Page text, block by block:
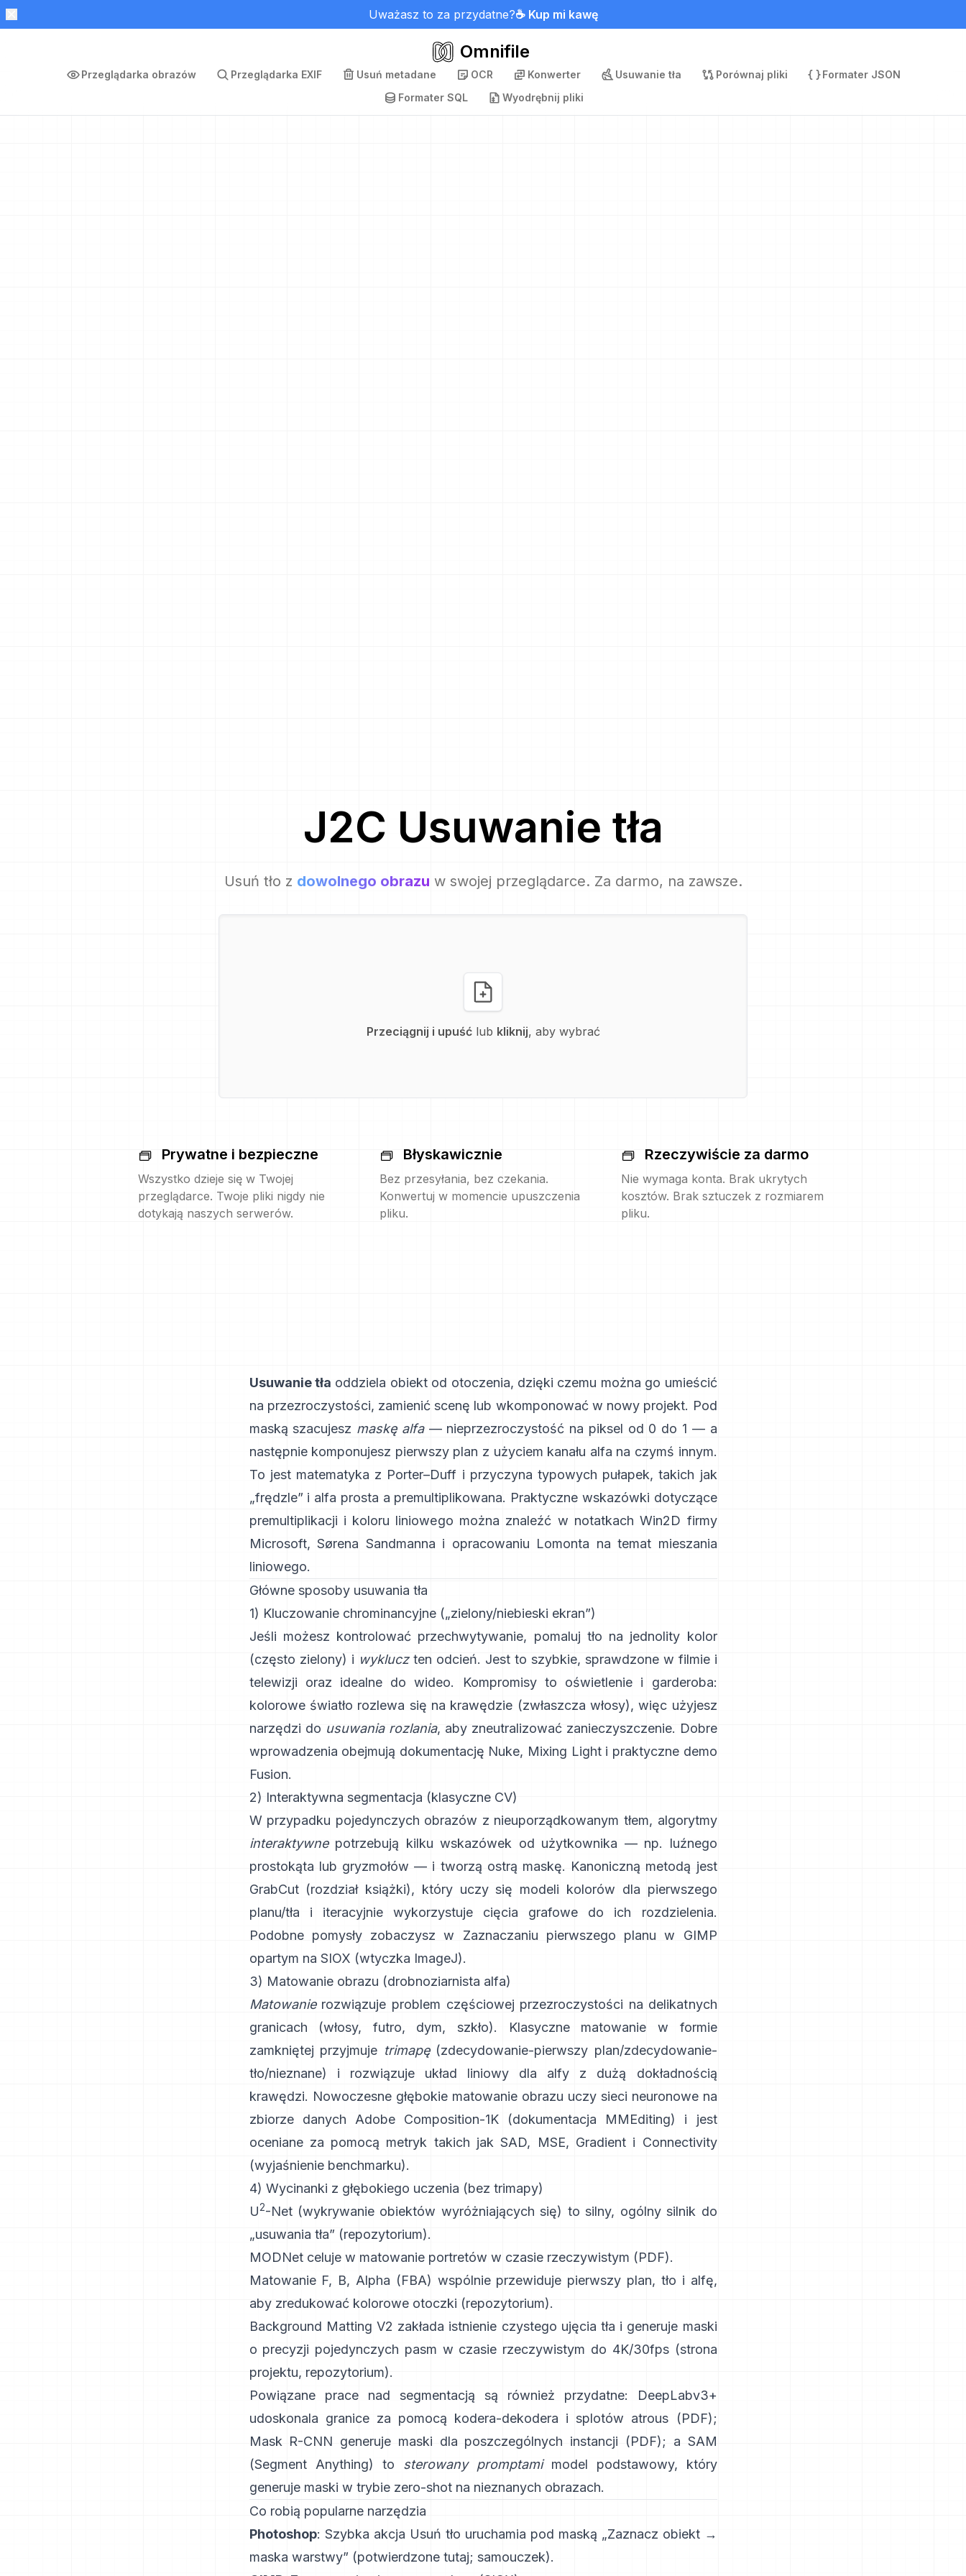
Uważasz to za przydatne?☕ Kup mi kawę
Omnifile
Przeglądarka obrazów Przeglądarka EXIF Usuń metadane OCR Konwerter Usuwanie tła Porównaj pliki
Formater JSON
Formater SQL
Wyodrębnij pliki
J2C Usuwanie tła
Usuń tło z dowolnego obrazu w swojej przeglądarce. Za darmo, na zawsze.
Przeciągnij i upuść lub kliknij, aby wybrać
Prywatne i bezpieczne
Wszystko dzieje się w Twojej
przeglądarce. Twoje pliki nigdy nie
dotykają naszych serwerów.
Błyskawicznie
Bez przesyłania, bez czekania.
Konwertuj w momencie upuszczenia
pliku.
Rzeczywiście za darmo
Nie wymaga konta. Brak ukrytych
kosztów. Brak sztuczek z rozmiarem
pliku.
Usuwanie tła oddziela obiekt od otoczenia, dzięki czemu można go umieścić
na przezroczystości, zamienić scenę lub wkomponować w nowy projekt. Pod
maską szacujesz maskę alfa— nieprzezroczystość na piksel od 0 do 1 — a
następnie komponujesz pierwszy plan z użyciem kanału alfa na czymś innym.
To jest matematyka z Porter–Duff i przyczyna typowych pułapek, takich jak
„frędzle” i alfa prosta a premultiplikowana. Praktyczne wskazówki dotyczące
premultiplikacji i koloru liniowego można znaleźć w notatkach Win2D firmy
Microsoft, Sørena Sandmanna i opracowaniu Lomonta na temat mieszania
liniowego.
Główne sposoby usuwania tła
1) Kluczowanie chrominancyjne („zielony/niebieski ekran”)
Jeśli możesz kontrolować przechwytywanie, pomaluj tło na jednolity kolor
(często zielony) i wykluczten odcień. Jest to szybkie, sprawdzone w filmie i
telewizji oraz idealne do wideo. Kompromisy to oświetlenie i garderoba:
kolorowe światło rozlewa się na krawędzie (zwłaszcza włosy), więc użyjesz
narzędzi do usuwania rozlania, aby zneutralizować zanieczyszczenie. Dobre
wprowadzenia obejmują dokumentację Nuke, Mixing Lighti praktyczne demo
Fusion.
2) Interaktywna segmentacja (klasyczne CV)
W przypadku pojedynczych obrazów z nieuporządkowanym tłem, algorytmy
interaktywnepotrzebują kilku wskazówek od użytkownika — np. luźnego
prostokąta lub gryzmołów — i tworzą ostrą maskę. Kanoniczną metodą jest
GrabCut (rozdział książki), który uczy się modeli kolorów dla pierwszego
planu/tła i iteracyjnie wykorzystuje cięcia grafowe do ich rozdzielenia.
Podobne pomysły zobaczysz w Zaznaczaniu pierwszego planu w GIMP
opartym na SIOX (wtyczka ImageJ).
3) Matowanie obrazu (drobnoziarnista alfa)
Matowanierozwiązuje problem częściowej przezroczystości na delikatnych
granicach (włosy, futro, dym, szkło). Klasyczne
matowanie w formie
zamkniętej przyjmuje trimapę(zdecydowanie-pierwszy plan/zdecydowanie-
tło/nieznane) i rozwiązuje układ liniowy dla alfy z dużą dokładnością
krawędzi. Nowoczesne głębokie matowanie obrazu uczy sieci neuronowe na
zbiorze danych Adobe Composition-1K(dokumentacja MMEditing) i jest
oceniane za pomocą metryk takich jak SAD, MSE, Gradient i Connectivity
(wyjaśnienie benchmarku).
4) Wycinanki z głębokiego uczenia (bez trimapy)
U2-Net(wykrywanie obiektów wyróżniających się) to silny, ogólny silnik do
„usuwania tła” (repozytorium).
MODNetceluje w matowanie portretów w czasie rzeczywistym (PDF).
Matowanie F, B, Alpha (FBA) wspólnie przewiduje pierwszy plan, tło i alfę,
aby zredukować kolorowe otoczki (repozytorium).
Background Matting V2 zakłada istnienie czystego ujęcia tła i generuje maski
o precyzji pojedynczych pasm w czasie rzeczywistym do 4K/30fps (strona
projektu, repozytorium).
Powiązane prace nad segmentacją są również przydatne:
DeepLabv3+
udoskonala granice za pomocą kodera-dekodera i splotów atrous
(PDF);
Mask R-CNN generuje maski dla poszczególnych instancji (PDF); a SAM
(Segment Anything) to sterowany promptamimodel podstawowy, który
generuje maski w trybie zero-shot na nieznanych obrazach.
Co robią popularne narzędzia
Photoshop: Szybka akcja Usuń tło uruchamia pod maską „Zaznacz obiekt →
maska warstwy” (potwierdzone tutaj; samouczek).